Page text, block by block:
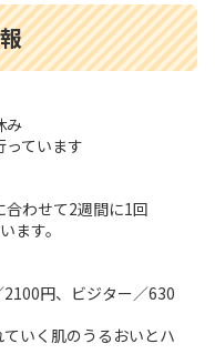
み
ています
合わせて2週間に1回
ます。
円、ビジター／630
ていく肌のうるおいとハ